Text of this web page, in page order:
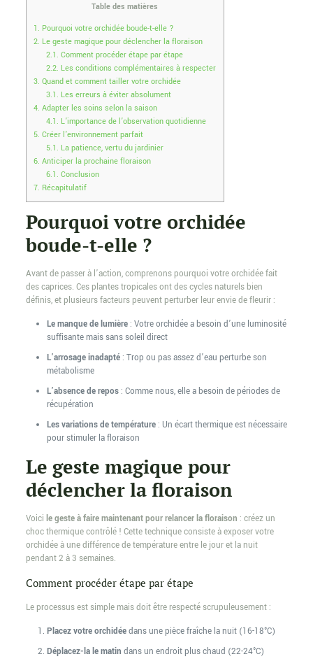
Table des matières
1. Pourquoi votre orchidée boude-t-elle ?
2. Le geste magique pour déclencher la floraison
2.1. Comment procéder étape par étape
2.2. Les conditions complémentaires à respecter
3. Quand et comment tailler votre orchidée
3.1. Les erreurs à éviter absolument
4. Adapter les soins selon la saison
4.1. L’importance de l’observation quotidienne
5. Créer l’environnement parfait
5.1. La patience, vertu du jardinier
6. Anticiper la prochaine floraison
6.1. Conclusion
7. Récapitulatif
Pourquoi votre orchidée
boude-t-elle ?
Avant de passer à l’action, comprenons pourquoi votre orchidée fait
des caprices. Ces plantes tropicales ont des cycles naturels bien
définis, et plusieurs facteurs peuvent perturber leur envie de fleurir :
Le manque de lumière: Votre orchidée a besoin d’une luminosité
suffisante mais sans soleil direct
L’arrosage inadapté: Trop ou pas assez d’eau perturbe son
métabolisme
L’absence de repos: Comme nous, elle a besoin de périodes de
récupération
Les variations de température: Un écart thermique est nécessaire
pour stimuler la floraison
Le geste magique pour
déclencher la floraison
Voici le geste à faire maintenant pour relancer la floraison : créez un
choc thermique contrôlé ! Cette technique consiste à exposer votre
orchidée à une différence de température entre le jour et la nuit
pendant 2 à 3 semaines.
Comment procéder étape par étape
Le processus est simple mais doit être respecté scrupuleusement :
Placez votre orchidéedans une pièce fraîche la nuit (16-18°C)
Déplacez-la le matin dans un endroit plus chaud (22-24°C)